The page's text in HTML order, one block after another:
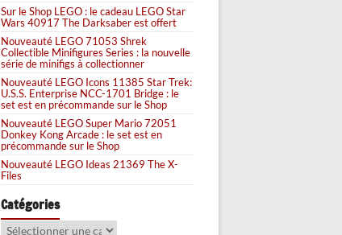
Sur le Shop LEGO : le cadeau LEGO Star
Wars 40917 The Darksaber est offert
Nouveauté LEGO 71053 Shrek
Collectible Minifigures Series : la nouvelle
série de minifigs à collectionner
Nouveauté LEGO Icons 11385 Star Trek:
U.S.S. Enterprise NCC-1701 Bridge : le
set est en précommande sur le Shop
Nouveauté LEGO Super Mario 72051
Donkey Kong Arcade : le set est en
précommande sur le Shop
Nouveauté LEGO Ideas 21369 The X-
Files
Catégories
Catégories